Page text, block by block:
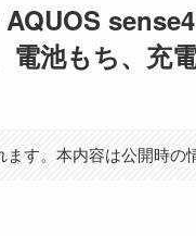
電池もち、充
す。本内容は公開時の